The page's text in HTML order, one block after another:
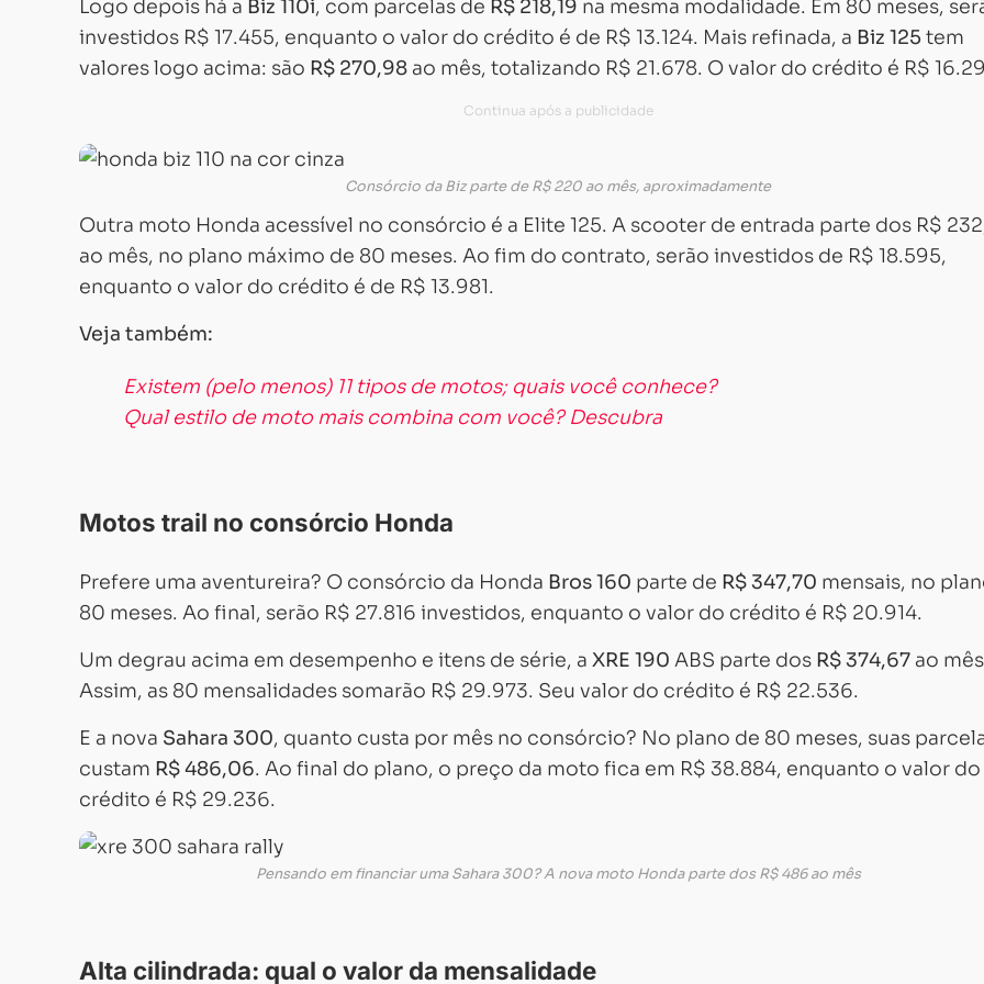
Logo depois há a Biz 110i, com parcelas de R$ 218,19 na mesma modalidade. Em 80 meses,
investidos R$ 17.455, enquanto o valor do crédito é de R$ 13.124. Mais refinada, a Biz 125 tem
valores logo acima: são R$ 270,98 ao mês, totalizando R$ 21.678. O valor do crédito é R$
Consórcio da Biz parte de R$ 220 ao mês, aproximadamente
Outra moto Honda acessível no consórcio é a Elite 125. A scooter de entrada parte dos R$
ao mês, no plano máximo de 80 meses. Ao fim do contrato, serão investidos de R$ 18.595,
enquanto o valor do crédito é de R$ 13.981.
Veja também:
Existem (pelo menos) 11 tipos de motos; quais você conhece?
Qual estilo de moto mais combina com você? Descubra
Motos trail no consórcio Honda
Prefere uma aventureira? O consórcio da Honda Bros 160 parte de R$ 347,70 mensais, no
80 meses. Ao final, serão R$ 27.816 investidos, enquanto o valor do crédito é R$ 20.914.
Um degrau acima em desempenho e itens de série, a XRE 190 ABS parte dos R$ 374,67 ao
Assim, as 80 mensalidades somarão R$ 29.973. Seu valor do crédito é R$ 22.536.
E a nova Sahara 300, quanto custa por mês no consórcio? No plano de 80 meses, suas
custam R$ 486,06. Ao final do plano, o preço da moto fica em R$ 38.884, enquanto o valor do
crédito é R$ 29.236.
Pensando em financiar uma Sahara 300? A nova moto Honda parte dos R$ 486 ao mês
Alta cilindrada: qual o valor da mensalidade